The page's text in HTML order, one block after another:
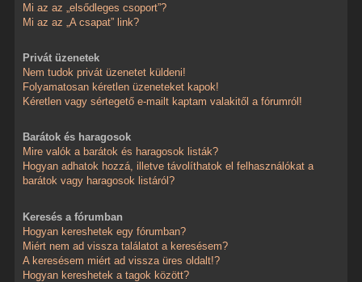
Mi az az „elsődleges csoport”?
Mi az az „A csapat” link?
Privát üzenetek
Nem tudok privát üzenetet küldeni!
Folyamatosan kéretlen üzeneteket kapok!
Kéretlen vagy sértegető e-mailt kaptam valakitől a fórumról!
Barátok és haragosok
Mire valók a barátok és haragosok listák?
Hogyan adhatok hozzá, illetve távolíthatok el felhasználókat a
barátok vagy haragosok listáról?
Keresés a fórumban
Hogyan kereshetek egy fórumban?
Miért nem ad vissza találatot a keresésem?
A keresésem miért ad vissza üres oldalt!?
Hogyan kereshetek a tagok között?